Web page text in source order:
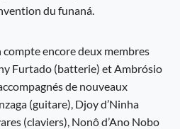
du funaná.
encore deux membres
Furtado (batterie) et Ambrósio
de nouveaux
(guitare), Djoy d’Ninha
(claviers), Nonô d’Ano Nobo